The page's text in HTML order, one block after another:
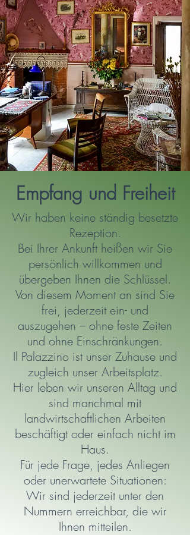
Empfang und Freiheit
Wir haben keine ständig besetzte
Rezeption.
Bei Ihrer Ankunft heißen wir Sie
persönlich willkommen und
übergeben Ihnen die Schlüssel.
Von diesem Moment an sind Sie
frei, jederzeit ein- und
auszugehen – ohne feste Zeiten
und ohne Einschränkungen.
Il Palazzino ist unser Zuhause und
zugleich unser Arbeitsplatz.
Hier leben wir unseren Alltag und
sind manchmal mit
landwirtschaftlichen Arbeiten
beschäftigt oder einfach nicht im
Haus.
Für jede Frage, jedes Anliegen
oder unerwartete Situationen:
Wir sind jederzeit unter den
Nummern erreichbar, die wir
Ihnen mitteilen.